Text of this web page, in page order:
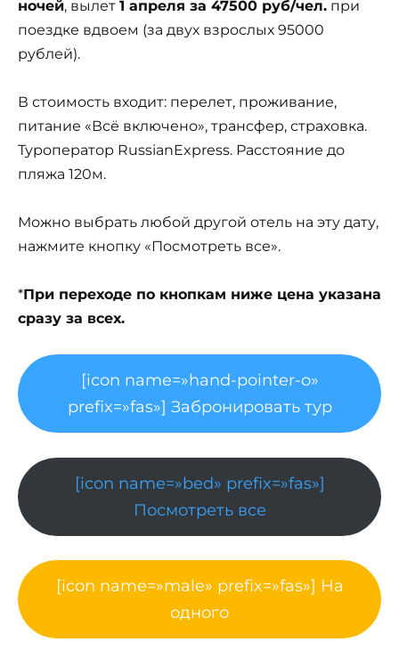
ночей, вылет 1 апреля за 47500 руб/чел. при
поездке вдвоем (за двух взрослых 95000
рублей).
В стоимость входит: перелет, проживание,
питание «Всё включено», трансфер, страховка.
Туроператор RussianExpress. Расстояние до
пляжа 120м.
Можно выбрать любой другой отель на эту дату,
нажмите кнопку «Посмотреть все».
*При переходе по кнопкам ниже цена указана
сразу за всех.
[icon name=»hand-pointer-o»
prefix=»fas»] Забронировать тур
[icon name=»bed» prefix=»fas»]
Посмотреть все
[icon name=»male» prefix=»fas»] На
одного